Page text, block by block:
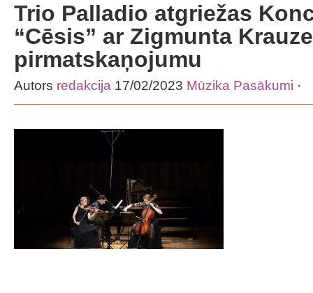
Trio Palladio atgriežas
“Cēsis” ar Zigmunta
pirmatskaņojumu
Autors redakcija 17/02/2023 Mūzika Pasākumi ·